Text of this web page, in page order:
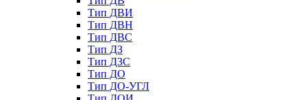
Тип ДВИ
Тип ДВН
Тип ДВС
Тип ДЗ
Тип ДЗС
Тип ДО
Тип ДО-УГЛ